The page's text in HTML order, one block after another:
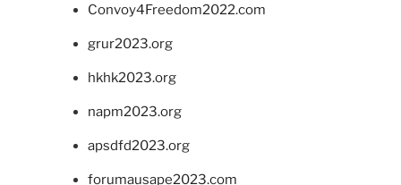
Convoy4Freedom2022.com
grur2023.org
hkhk2023.org
napm2023.org
apsdfd2023.org
forumausape2023.com